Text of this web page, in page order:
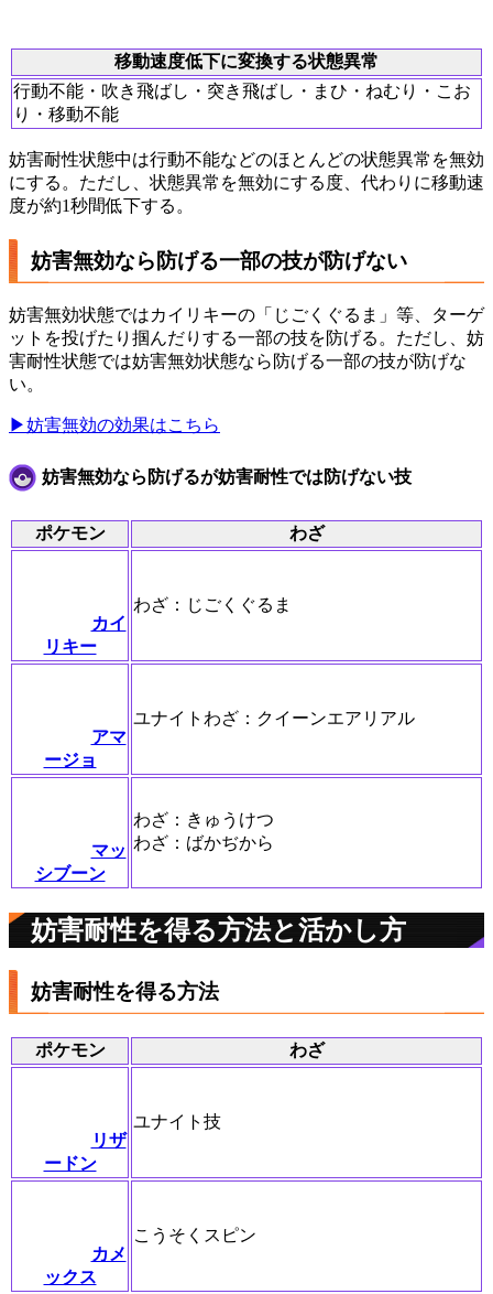
移動速度低下に変換する状態異常
行動不能・吹き飛ばし・突き飛ばし・まひ・ねむり・こお
り・移動不能
妨害耐性状態中は行動不能などのほとんどの状態異常を無効
にする。ただし、状態異常を無効にする度、代わりに移動速
度が約1秒間低下する。
妨害無効なら防げる一部の技が防げない
妨害無効状態ではカイリキーの「じごくぐるま」等、ターゲ
ットを投げたり掴んだりする一部の技を防げる。ただし、妨
害耐性状態では妨害無効状態なら防げる一部の技が防げな
い。
▶妨害無効の効果はこちら
妨害無効なら防げるが妨害耐性では防げない技
ポケモン わざ
カイ
リキー
わざ：じごくぐるま
アマ
ージョ
ユナイトわざ：クイーンエアリアル
マッ
シブーン
わざ：きゅうけつ
わざ：ばかぢから
妨害耐性を得る方法と活かし方
妨害耐性を得る方法
ポケモン わざ
リザ
ードン
ユナイト技
カメ
ックス
こうそくスピン